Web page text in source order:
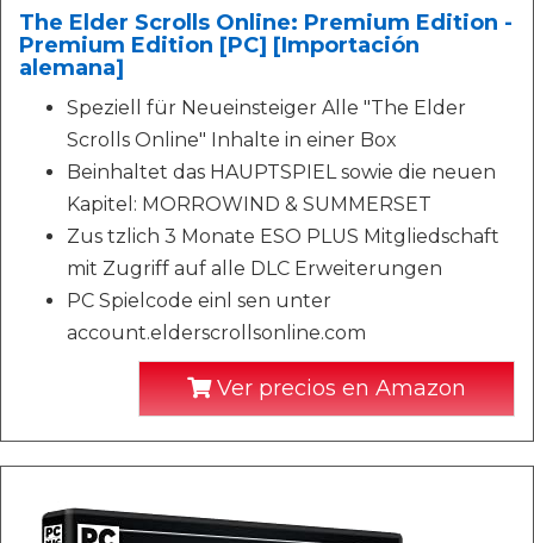
The Elder Scrolls Online: Premium Edition -
Premium Edition [PC] [Importación
alemana]
Speziell für Neueinsteiger Alle "The Elder
Scrolls Online" Inhalte in einer Box
Beinhaltet das HAUPTSPIEL sowie die neuen
Kapitel: MORROWIND & SUMMERSET
Zus tzlich 3 Monate ESO PLUS Mitgliedschaft
mit Zugriff auf alle DLC Erweiterungen
PC Spielcode einl sen unter
account.elderscrollsonline.com
Ver precios en Amazon